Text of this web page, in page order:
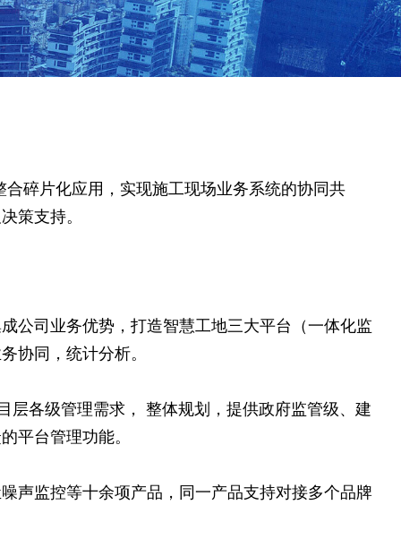
合碎片化应用，实现施工现场业务系统的协同共
策支持。
公司业务优势，打造智慧工地三大平台（一体化监
协同，统计分析。
层各级管理需求， 整体规划，提供政府监管级、建
平台管理功能。
声监控等十余项产品，同一产品支持对接多个品牌